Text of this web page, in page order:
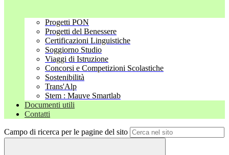
Progetti PON
Progetti del Benessere
Certificazioni Linguistiche
Soggiorno Studio
Viaggi di Istruzione
Concorsi e Competizioni Scolastiche
Sostenibilità
Trans'Alp
Stem : Mauve Smartlab
Documenti utili
Contatti
Campo di ricerca per le pagine del sito